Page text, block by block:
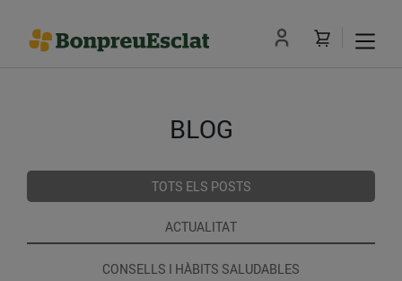
BLOG
TOTS ELS POSTS
ACTUALITAT
CONSELLS I HÀBITS SALUDABLES